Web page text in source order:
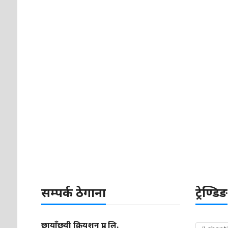
सम्पर्क ठेगाना
छायाँछवी क्रियशन प्रा. लि.
ट्रेण्डिङ